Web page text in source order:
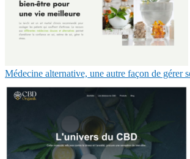
Médecine alternative, une autre façon de gérer